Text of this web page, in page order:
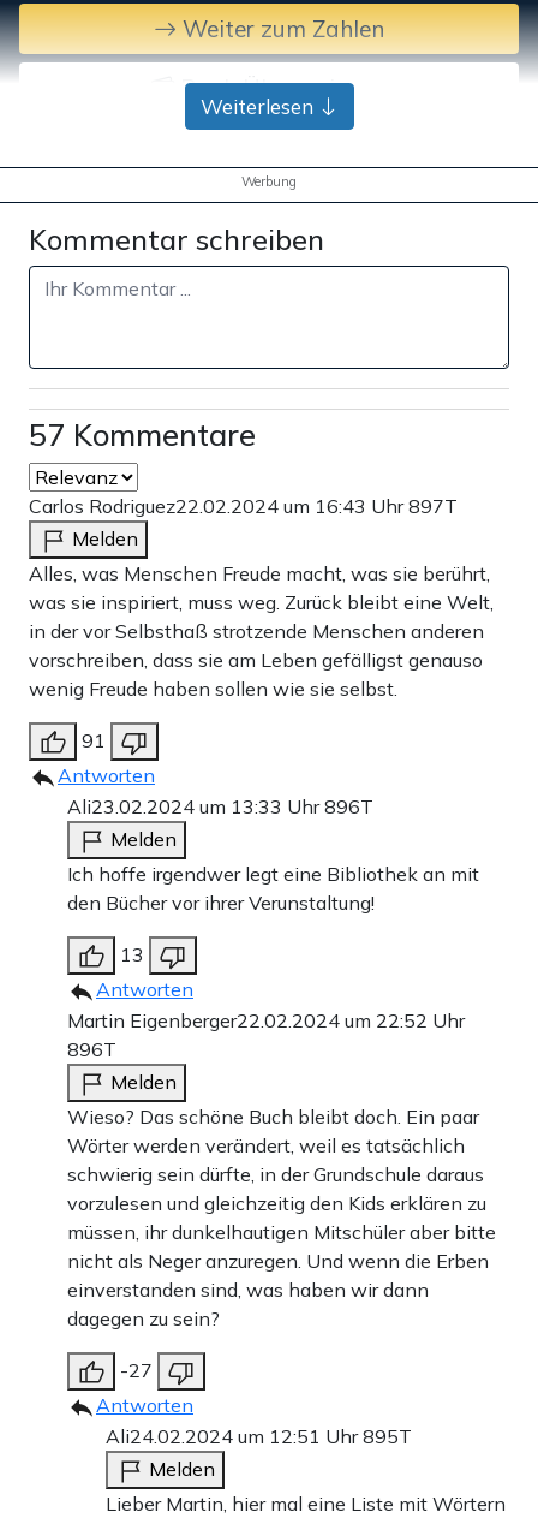
Weiter zum Zahlen
Bank-Überweisung
Weiterlesen
Werbung
Kommentar schreiben
57 Kommentare
Carlos Rodriguez22.02.2024 um 16:43 Uhr897T
Melden
Alles, was Menschen Freude macht, was sie berührt,
was sie inspiriert, muss weg. Zurück bleibt eine Welt,
in der vor Selbsthaß strotzende Menschen anderen
vorschreiben, dass sie am Leben gefälligst genauso
wenig Freude haben sollen wie sie selbst.
91
Antworten
Ali23.02.2024 um 13:33 Uhr896T
Melden
Ich hoffe irgendwer legt eine Bibliothek an mit
den Bücher vor ihrer Verunstaltung!
13
Antworten
Martin Eigenberger22.02.2024 um 22:52 Uhr
896T
Melden
Wieso? Das schöne Buch bleibt doch. Ein paar
Wörter werden verändert, weil es tatsächlich
schwierig sein dürfte, in der Grundschule daraus
vorzulesen und gleichzeitig den Kids erklären zu
müssen, ihr dunkelhautigen Mitschüler aber bitte
nicht als Neger anzuregen. Und wenn die Erben
einverstanden sind, was haben wir dann
dagegen zu sein?
-27
Antworten
Ali24.02.2024 um 12:51 Uhr895T
Melden
Lieber Martin, hier mal eine Liste mit Wörtern